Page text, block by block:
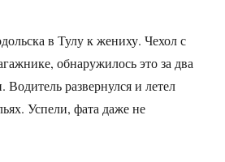
в Тулу к жениху. Чехол с
обнаружилось это за два
Водитель развернулся и летел
Успели, фата даже не